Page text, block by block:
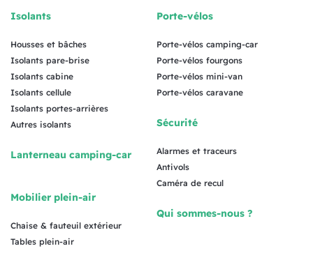
Isolants
Housses et bâches
Isolants pare-brise
Isolants cabine
Isolants cellule
Isolants portes-arrières
Autres isolants
Lanterneau camping-car
Mobilier plein-air
Chaise & fauteuil extérieur
Tables plein-air
Porte-vélos
Porte-vélos camping-car
Porte-vélos fourgons
Porte-vélos mini-van
Porte-vélos caravane
Sécurité
Alarmes et traceurs
Antivols
Caméra de recul
Qui sommes-nous ?